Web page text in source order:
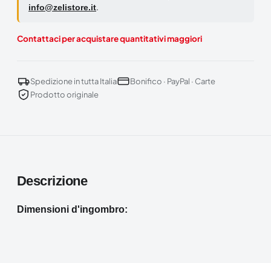
info@zelistore.it.
Contattaci per acquistare quantitativi maggiori
Spedizione in tutta Italia
Bonifico · PayPal · Carte
Prodotto originale
Descrizione
Dimensioni d'ingombro: